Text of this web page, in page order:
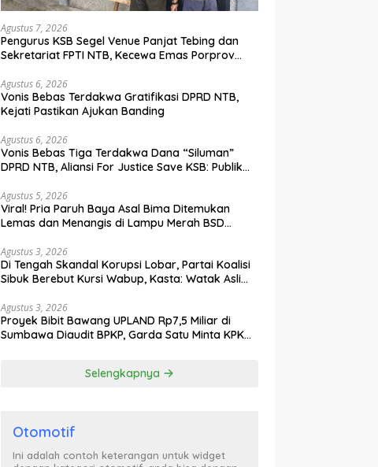
Agustus 7, 2026
Pengurus KSB Segel Venue Panjat Tebing dan
Sekretariat FPTI NTB, Kecewa Emas Porprov
Agustus 6, 2026
Vonis Bebas Terdakwa Gratifikasi DPRD NTB,
Kejati Pastikan Ajukan Banding
Agustus 6, 2026
Vonis Bebas Tiga Terdakwa Dana “Siluman”
DPRD NTB, Aliansi For Justice Save KSB: Publik
Agustus 5, 2026
Viral! Pria Paruh Baya Asal Bima Ditemukan
Lemas dan Menangis di Lampu Merah BSD
Agustus 3, 2026
Di Tengah Skandal Korupsi Lobar, Partai Koalisi
Sibuk Berebut Kursi Wabup, Kasta: Watak Asli
Agustus 3, 2026
Proyek Bibit Bawang UPLAND Rp7,5 Miliar di
Sumbawa Diaudit BPKP, Garda Satu Minta KPK
Selengkapnya
Otomotif
Ini adalah contoh keterangan untuk widget